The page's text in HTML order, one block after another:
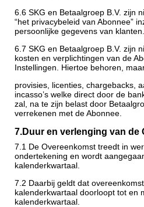
6.6 SKG en Betaalgroep B.V. zijn
“het privacybeleid van Abonnee”
persoonlijke gegevens van klanten.
6.7 SKG en Betaalgroep B.V. zijn
kosten en verplichtingen van de
Instellingen. Hiertoe behoren,
provisies, licenties, chargebacks,
incasso’s welke direct door de
zal, na te zijn belast door
verrekenen met de Abonnee.
7.Duur en verlenging van de
7.1 De Overeenkomst treedt in
ondertekening en wordt
kalenderkwartaal.
7.2 Daarbij geldt dat
kalenderkwartaal doorloopt tot en
kalenderkwartaal.